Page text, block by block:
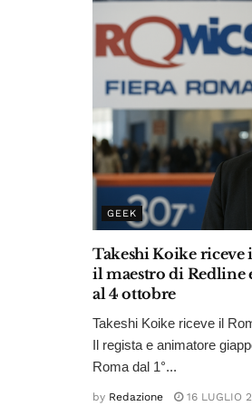
GEEK
Takeshi Koike riceve
il maestro di Redline
al 4 ottobre
Takeshi Koike riceve il
Il regista e animatore
Roma dal 1°...
by Redazione 16 LUGLIO